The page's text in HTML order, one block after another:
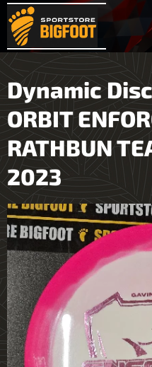
Dynamic
ORBIT
RATHBUN
2023